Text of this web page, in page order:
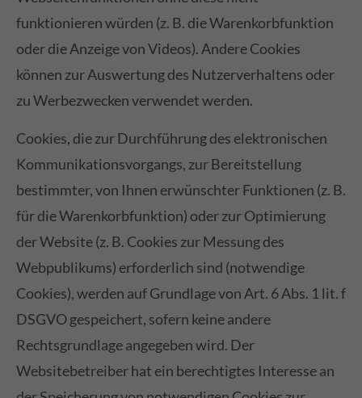
funktionieren würden (z. B. die Warenkorbfunktion
oder die Anzeige von Videos). Andere Cookies
können zur Auswertung des Nutzerverhaltens oder
zu Werbezwecken verwendet werden.
Cookies, die zur Durchführung des elektronischen
Kommunikationsvorgangs, zur Bereitstellung
bestimmter, von Ihnen erwünschter Funktionen (z. B.
für die Warenkorbfunktion) oder zur Optimierung
der Website (z. B. Cookies zur Messung des
Webpublikums) erforderlich sind (notwendige
Cookies), werden auf Grundlage von Art. 6 Abs. 1 lit. f
DSGVO gespeichert, sofern keine andere
Rechtsgrundlage angegeben wird. Der
Websitebetreiber hat ein berechtigtes Interesse an